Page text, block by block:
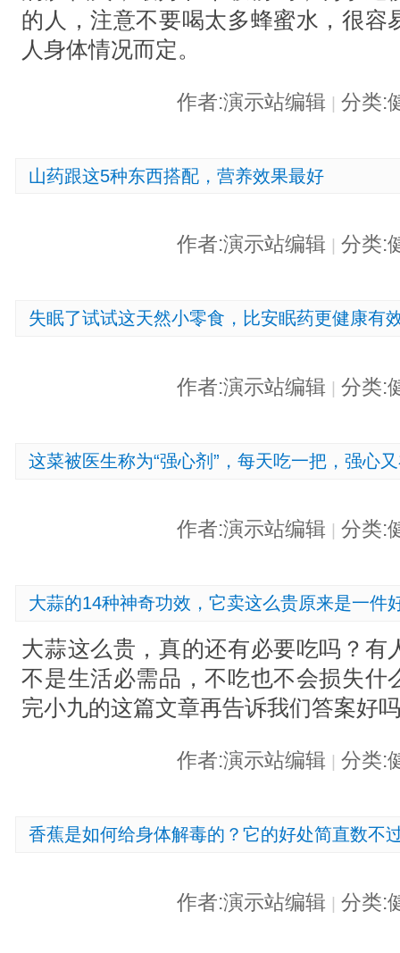
的人，注意不要喝太多蜂蜜水，很容
人身体情况而定。
作者:演示站编辑 | 分类:
山药跟这5种东西搭配，营养效果最好
作者:演示站编辑 分类:
失眠了试试这天然小零食，比安眠药更健康有
作者:演示站编辑 | 分类:
这菜被医生称为“强心剂”，每天吃一把，强心
作者:演示站编辑 分类:
大蒜的14种神奇功效，它卖这么贵原来是一件
大蒜这么贵，真的还有必要吃吗？有
不是生活必需品，不吃也不会损失什
完小九的这篇文章再告诉我们答案好
作者:演示站编辑 | 分类:
香蕉是如何给身体解毒的？它的好处简直数不
作者:演示站编辑 分类: